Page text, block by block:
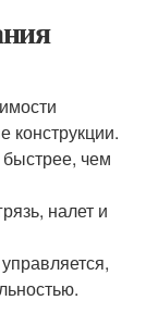
конструкции.
чем
налет и